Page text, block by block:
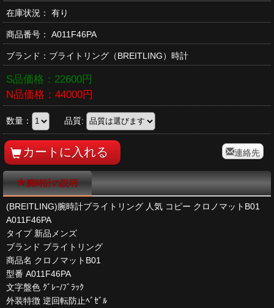
在庫状況： 有り
商品番号： A011F46PA
ブランド： ブライトリング （BREITLING）時計
S品価格： 22600円
N品価格： 44000円
数量： 品質:
連絡先
腕時計の説明
(BREITLING)腕時計ブライトリング 人気 コピー クロノマットB01
A011F46PA
タイプ 新品メンズ
ブランド ブライトリング
商品名 クロノマットB01
型番 A011F46PA
文字盤色 ｸﾞﾚｰ/ﾌﾞﾗｯｸ
外装特徴 逆回転防止ﾍﾞｾﾞﾙ